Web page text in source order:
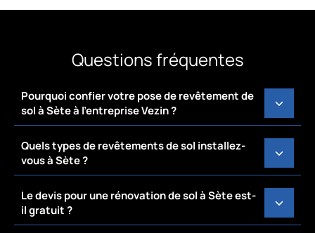
Questions fréquentes
Pourquoi confier votre pose de revêtement de
sol à Sète à l’entreprise Vezin ?
Quels types de revêtements de sol installez-
vous à Sète ?
Le devis pour une rénovation de sol à Sète est-
il gratuit ?